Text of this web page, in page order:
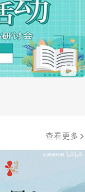
查看更多